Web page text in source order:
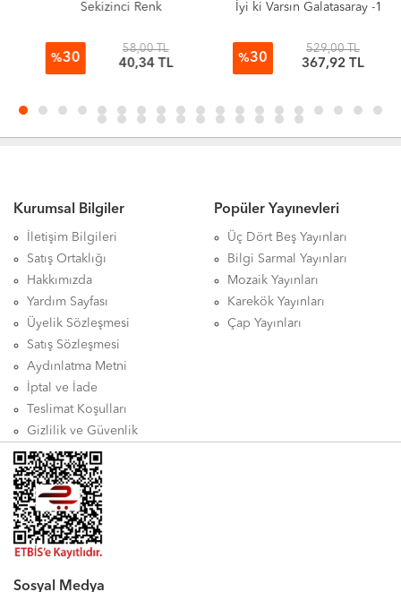
Sekizinci Renk
30
58,00 TL
40,34 TL
İyi ki Varsın Galatasaray -1
30
529,00 TL
367,92 TL
Kurumsal Bilgiler
İletişim Bilgileri
Satış Ortaklığı
Hakkımızda
Yardım Sayfası
Üyelik Sözleşmesi
Satış Sözleşmesi
Aydınlatma Metni
İptal ve İade
Teslimat Koşulları
Gizlilik ve Güvenlik
Popüler Yayınevleri
Üç Dört Beş Yayınları
Bilgi Sarmal Yayınları
Mozaik Yayınları
Karekök Yayınları
Çap Yayınları
Sosyal Medya